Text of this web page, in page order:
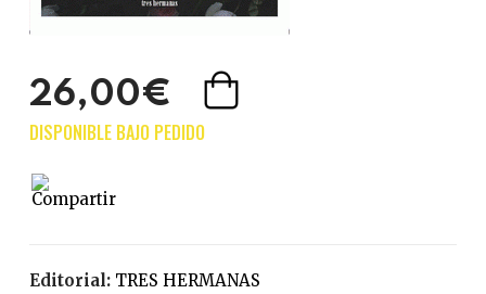
26,00€
Editorial:
TRES HERMANAS